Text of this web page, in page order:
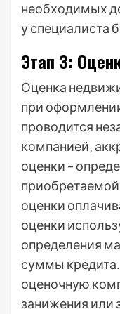
необходимых
у специалиста
Этап 3:
Оценка
при
проводится
компанией‚
оценки –
оценки
оценки
определения
суммы
оценочную
занижения или